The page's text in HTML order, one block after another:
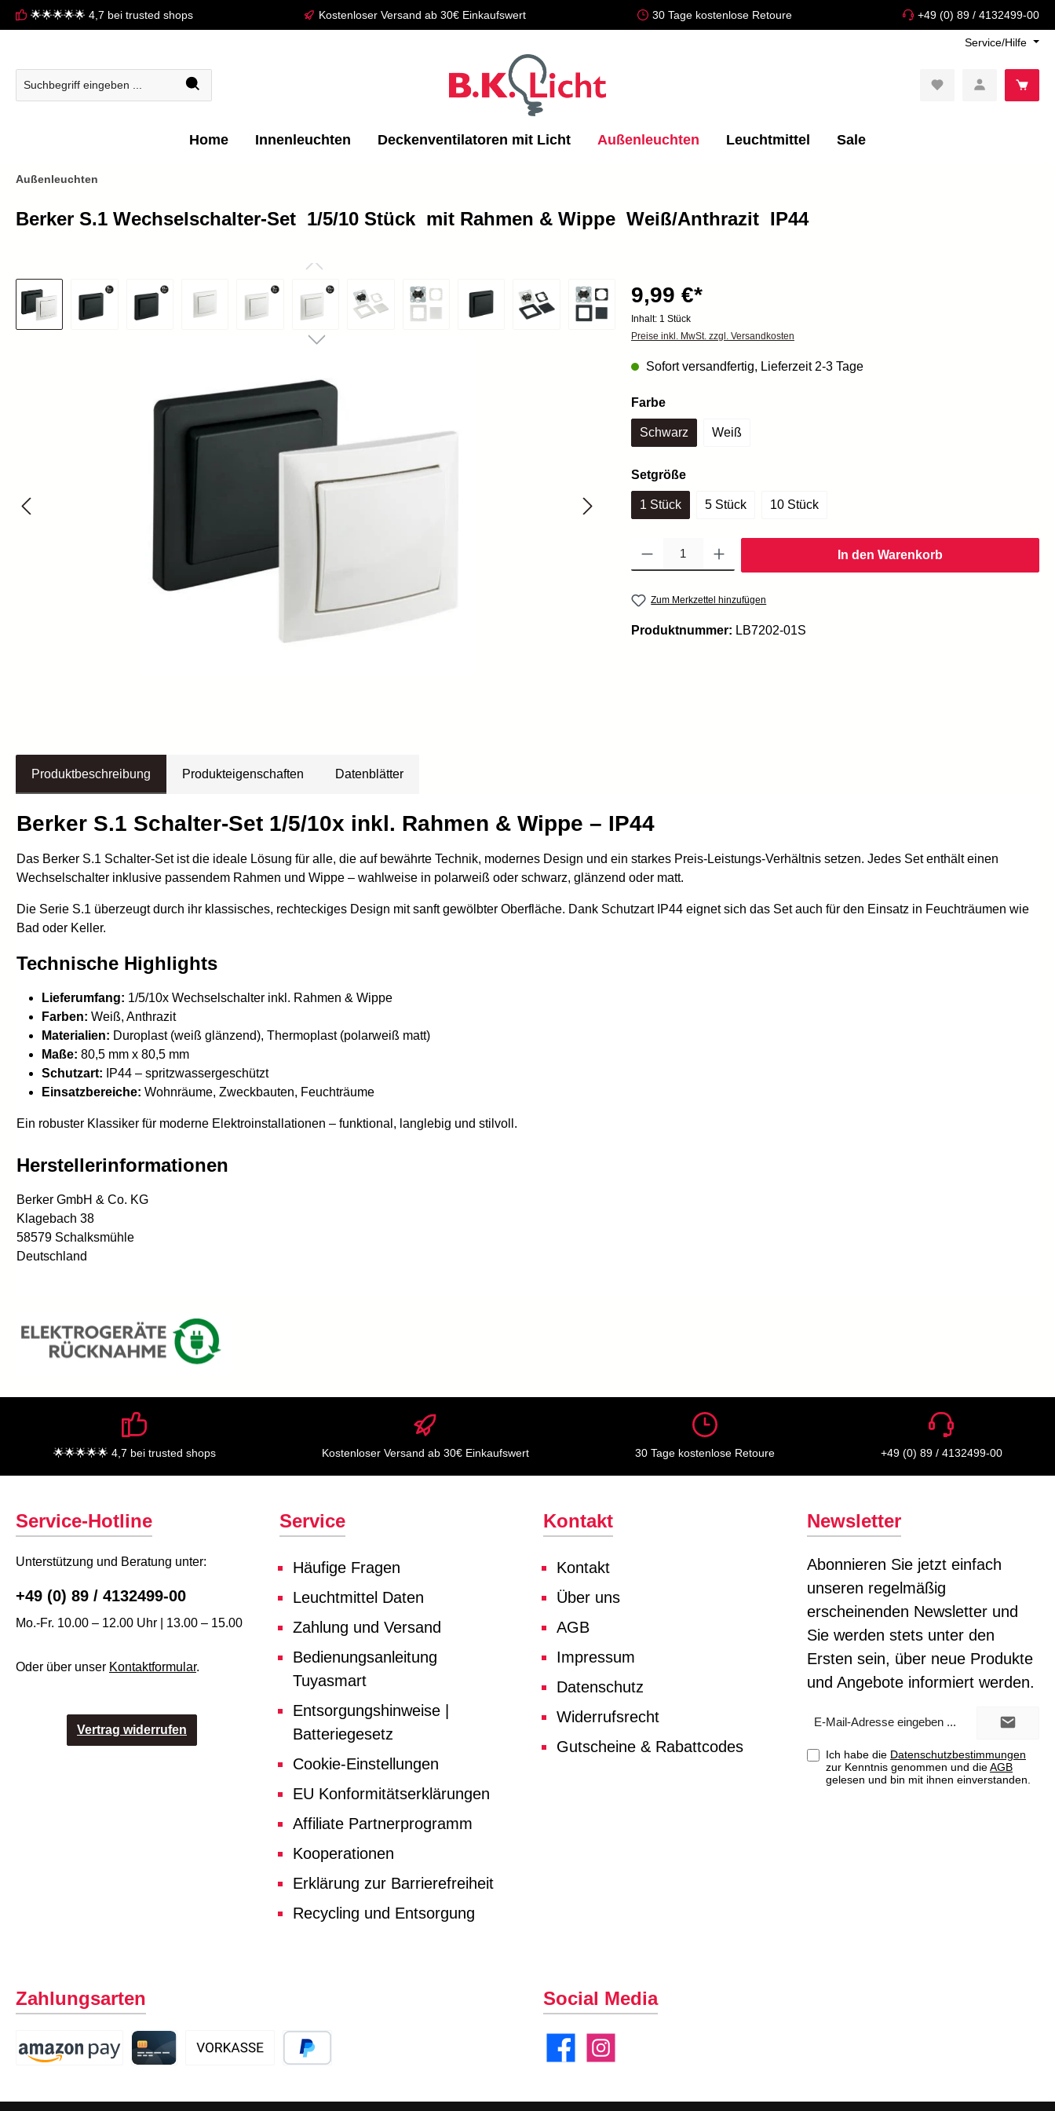
Zur Hauptnavigation springen
🌟🌟🌟🌟🌟 4,7 bei trusted shops Kostenloser Versand ab 30€ Einkaufswert 30 Tage kostenlose Retoure +49 (0) 89 / 4132499-00
Service/Hilfe
Home Innenleuchten Deckenventilatoren mit Licht Außenleuchten Leuchtmittel Sale
Außenleuchten
Berker S.1 Wechselschalter-Set  1/5/10 Stück  mit Rahmen & Wippe  Weiß/Anthrazit  IP44
Bildergalerie überspringen 9,99 €*
Inhalt: 1 Stück
Preise inkl. MwSt. zzgl. Versandkosten
Sofort versandfertig, Lieferzeit 2-3 Tage
Farbeauswählen
Schwarz Weiß
Setgrößeauswählen
1 Stück 5 Stück 10 Stück
In den Warenkorb
Zum Merkzettel hinzufügen
Produktnummer: LB7202-01S
Produktbeschreibung Produkteigenschaften Datenblätter
Berker S.1 Schalter-Set 1/5/10x inkl. Rahmen & Wippe – IP44
Das Berker S.1 Schalter-Set ist die ideale Lösung für alle, die auf bewährte Technik, modernes Design und ein starkes Preis-Leistungs-Verhältnis setzen. Jedes Set enthält einen
Wechselschalter inklusive passendem Rahmen und Wippe – wahlweise in polarweiß oder schwarz, glänzend oder matt.
Die Serie S.1 überzeugt durch ihr klassisches, rechteckiges Design mit sanft gewölbter Oberfläche. Dank Schutzart IP44 eignet sich das Set auch für den Einsatz in Feuchträumen wie
Bad oder Keller.
Technische Highlights
Lieferumfang: 1/5/10x Wechselschalter inkl. Rahmen & Wippe
Farben: Weiß, Anthrazit
Materialien: Duroplast (weiß glänzend), Thermoplast (polarweiß matt)
Maße: 80,5 mm x 80,5 mm
Schutzart: IP44 – spritzwassergeschützt
Einsatzbereiche: Wohnräume, Zweckbauten, Feuchträume
Ein robuster Klassiker für moderne Elektroinstallationen – funktional, langlebig und stilvoll.
Herstellerinformationen
Berker GmbH & Co. KG
Klagebach 38
58579 Schalksmühle
Deutschland
🌟🌟🌟🌟🌟 4,7 bei trusted shops Kostenloser Versand ab 30€ Einkaufswert 30 Tage kostenlose Retoure +49 (0) 89 / 4132499-00
Service-Hotline
Unterstützung und Beratung unter:
+49 (0) 89 / 4132499-00
Mo.-Fr. 10.00 – 12.00 Uhr | 13.00 – 15.00
Oder über unser Kontaktformular.
Vertrag widerrufen
Service
Häufige Fragen
Leuchtmittel Daten
Zahlung und Versand
Bedienungsanleitung
Tuyasmart
Entsorgungshinweise |
Batteriegesetz
Cookie-Einstellungen
EU Konformitätserklärungen
Affiliate Partnerprogramm
Kooperationen
Erklärung zur Barrierefreiheit
Recycling und Entsorgung
Kontakt
Kontakt
Über uns
AGB
Impressum
Datenschutz
Widerrufsrecht
Gutscheine & Rabattcodes
Newsletter
Abonnieren Sie jetzt einfach
unseren regelmäßig
erscheinenden Newsletter und
Sie werden stets unter den
Ersten sein, über neue Produkte
und Angebote informiert werden.
Mail-
Ich habe die Datenschutzbestimmungen
zur Kenntnis genommen und dieAGB
gelesen und bin mit ihnen einverstanden.
Zahlungsarten Social Media
FacebookInstagram